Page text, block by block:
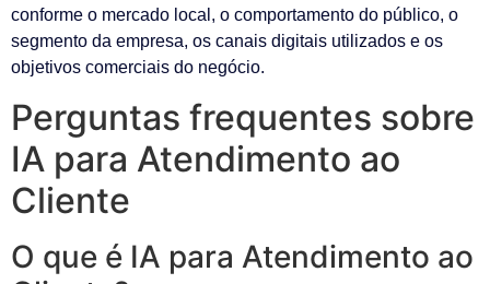
conforme o mercado local, o comportamento do público, o
segmento da empresa, os canais digitais utilizados e os
objetivos comerciais do negócio.
Perguntas frequentes sobre
IA para Atendimento ao
Cliente
O que é IA para Atendimento ao